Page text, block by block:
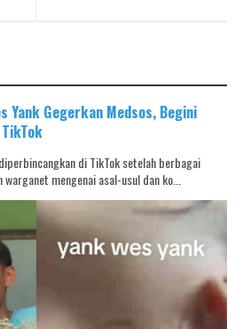
Yank Gegerkan Medsos, Begini
di TikTok setelah berbagai
mengenai asal-usul dan ko...